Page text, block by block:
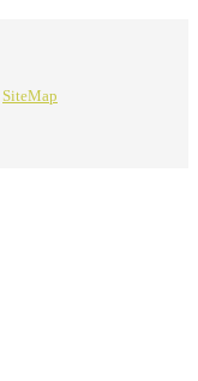
SiteMap